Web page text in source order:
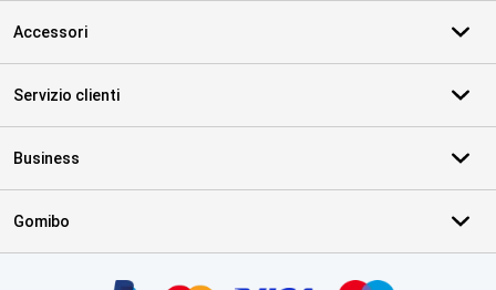
Accessori
Servizio clienti
Business
Gomibo